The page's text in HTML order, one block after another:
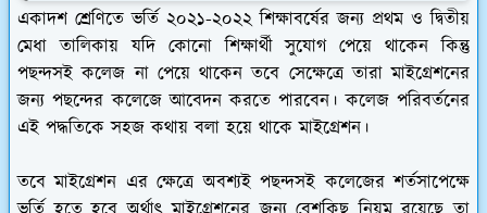
একাদশ শ্রেণিতে ভর্তি ২০২১-২০২২ শিক্ষাবর্ষের জন্য প্রথম ও দ্বিতীয়
মেধা তালিকায় যদি কোনো শিক্ষার্থী সুযোগ পেয়ে থাকেন কিন্তু
পছন্দসই কলেজ না পেয়ে থাকেন তবে সেক্ষেত্রে তারা মাইগ্রেশনের
জন্য পছন্দের কলেজে আবেদন করতে পারবেন। কলেজ পরিবর্তনের
এই পদ্ধতিকে সহজ কথায় বলা হয়ে থাকে মাইগ্রেশন।
তবে মাইগ্রেশন এর ক্ষেত্রে অবশ্যই পছন্দসই কলেজের শর্তসাপেক্ষে